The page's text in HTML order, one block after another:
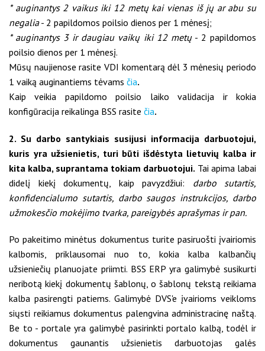
* auginantys 2 vaikus iki 12 metų kai vienas iš jų ar abu su
negalia- 2 papildomos poilsio dienos per 1 mėnesį;
* auginantys 3 ir daugiau vaikų iki 12 metų- 2 papildomos
poilsio dienos per 1 mėnesį.
Mūsų naujienose rasite VDI komentarą dėl 3 mėnesių periodo
1 vaiką auginantiems tėvams čia.
Kaip veikia papildomo poilsio laiko validacija ir kokia
konfigūracija reikalinga BSS rasite čia.
2. Su darbo santykiais susijusi informacija darbuotojui,
kuris yra užsienietis, turi būti išdėstyta lietuvių kalba ir
kita kalba, suprantama tokiam darbuotojui. Tai apima labai
didelį kiekį dokumentų, kaip pavyzdžiui: darbo sutartis,
konfidencialumo sutartis, darbo saugos instrukcijos, darbo
užmokesčio mokėjimo tvarka, pareigybės aprašymas ir pan.
Po pakeitimo minėtus dokumentus turite pasiruošti įvairiomis
kalbomis, priklausomai nuo to, kokia kalba kalbančių
užsieniečių planuojate priimti. BSS ERP yra galimybė susikurti
neribotą kiekį dokumentų šablonų, o šablonų tekstą reikiama
kalba pasirengti patiems. Galimybė DVS'e įvairioms veikloms
siųsti reikiamus dokumentus palengvina administracinę naštą.
Be to - portale yra galimybė pasirinkti portalo kalbą, todėl ir
dokumentus gaunantis užsienietis darbuotojas galės